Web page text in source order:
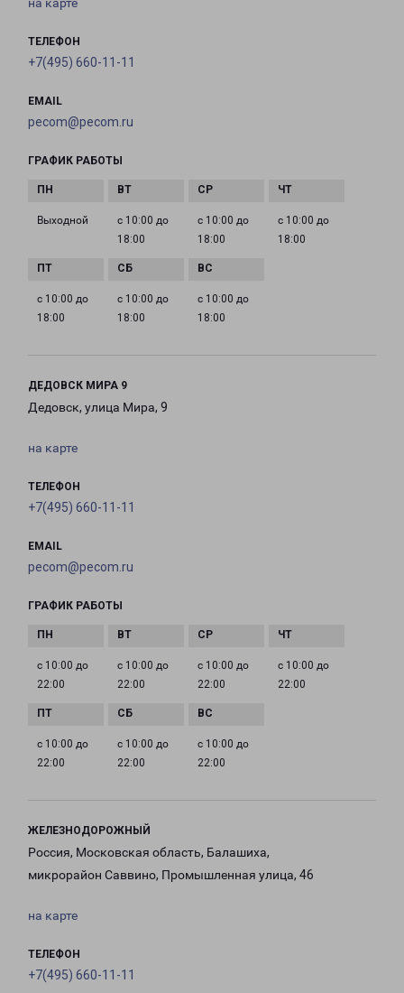
на карте
ТЕЛЕФОН
+7(495) 660-11-11
EMAIL
pecom@pecom.ru
ГРАФИК РАБОТЫ
Выходной
с 10:00 до
18:00
с 10:00 до
18:00
с 10:00 до
18:00
с 10:00 до
18:00
с 10:00 до
18:00
с 10:00 до
18:00
ДЕДОВСК МИРА 9
Дедовск, улица Мира, 9
на карте
ТЕЛЕФОН
+7(495) 660-11-11
EMAIL
pecom@pecom.ru
ГРАФИК РАБОТЫ
с 10:00 до
22:00
с 10:00 до
22:00
с 10:00 до
22:00
с 10:00 до
22:00
с 10:00 до
22:00
с 10:00 до
22:00
с 10:00 до
22:00
ЖЕЛЕЗНОДОРОЖНЫЙ
Россия, Московская область, Балашиха,
микрорайон Саввино, Промышленная улица, 46
на карте
ТЕЛЕФОН
+7(495) 660-11-11